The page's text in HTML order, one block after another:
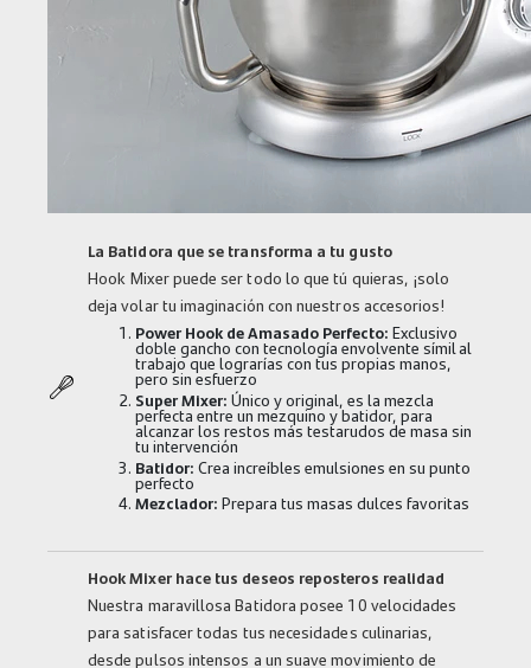
La Batidora que se transforma a tu gusto
Hook Mixer puede ser todo lo que tú quieras, ¡solo
deja volar tu imaginación con nuestros accesorios!
Power Hook de Amasado Perfecto: Exclusivo
doble gancho con tecnología envolvente símil al
trabajo que lograrías con tus propias manos,
pero sin esfuerzo
Super Mixer: Único y original, es la mezcla
perfecta entre un mezquino y batidor, para
alcanzar los restos más testarudos de masa sin
tu intervención
Batidor: Crea increíbles emulsiones en su punto
perfecto
Mezclador: Prepara tus masas dulces favoritas
Hook Mixer hace tus deseos reposteros realidad
Nuestra maravillosa Batidora posee 10 velocidades
para satisfacer todas tus necesidades culinarias,
desde pulsos intensos a un suave movimiento de